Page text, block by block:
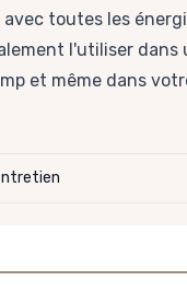
toutes les
l'utiliser dans
et même dans